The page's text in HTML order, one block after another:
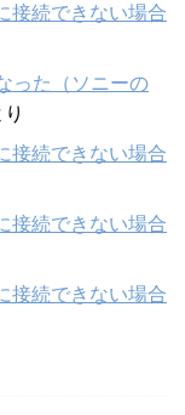
接続できない場合
った（ソニーの
り
接続できない場合
接続できない場合
接続できない場合